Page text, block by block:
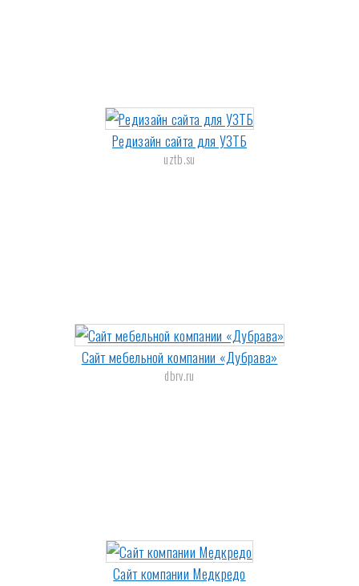
Редизайн сайта для УЗТБ
uztb.su
Сайт мебельной компании «Дубрава»
dbrv.ru
Сайт компании Медкредо